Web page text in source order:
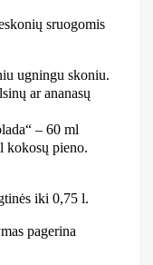
sruogomis
ugningu skoniu.
ar ananasų
– 60 ml
kokosų pieno.
iki 0,75 l.
pagerina